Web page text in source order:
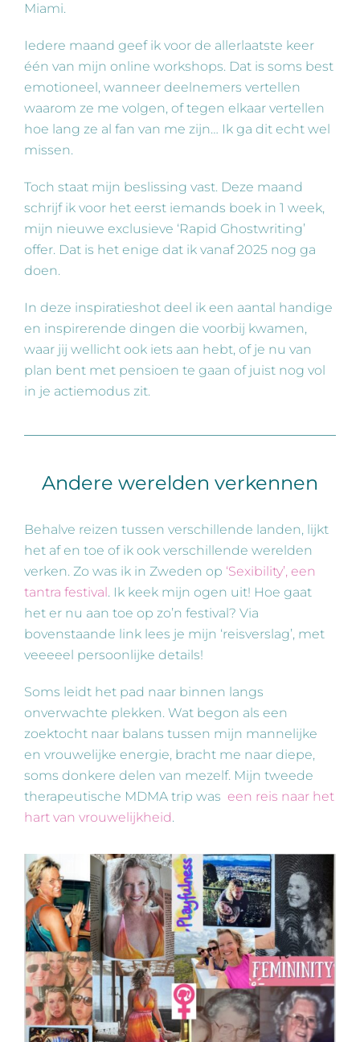
Miami.
Iedere maand geef ik voor de allerlaatste keer
één van mijn online workshops. Dat is soms best
emotioneel, wanneer deelnemers vertellen
waarom ze me volgen, of tegen elkaar vertellen
hoe lang ze al fan van me zijn… Ik ga dit echt wel
missen.
Toch staat mijn beslissing vast. Deze maand
schrijf ik voor het eerst iemands boek in 1 week,
mijn nieuwe exclusieve ‘Rapid Ghostwriting’
offer. Dat is het enige dat ik vanaf 2025 nog ga
doen.
In deze inspiratieshot deel ik een aantal handige
en inspirerende dingen die voorbij kwamen,
waar jij wellicht ook iets aan hebt, of je nu van
plan bent met pensioen te gaan of juist nog vol
in je actiemodus zit.
Andere werelden verkennen
Behalve reizen tussen verschillende landen, lijkt
het af en toe of ik ook verschillende werelden
verken. Zo was ik in Zweden op ‘Sexibility’, een
tantra festival. Ik keek mijn ogen uit! Hoe gaat
het er nu aan toe op zo’n festival? Via
bovenstaande link lees je mijn ‘reisverslag’, met
veeeeel persoonlijke details!
Soms leidt het pad naar binnen langs
onverwachte plekken. Wat begon als een
zoektocht naar balans tussen mijn mannelijke
en vrouwelijke energie, bracht me naar diepe,
soms donkere delen van mezelf. Mijn tweede
therapeutische MDMA trip was een reis naar het
hart van vrouwelijkheid.